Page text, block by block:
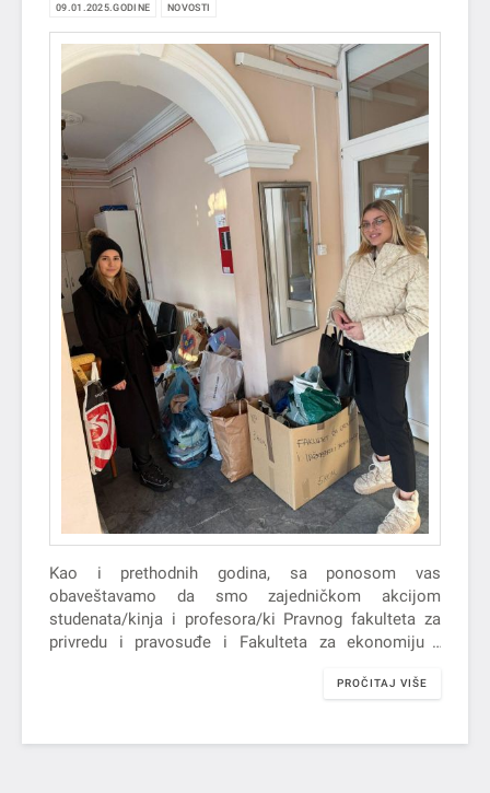
09.01.2025.GODINE NOVOSTI
Kao i prethodnih godina, sa ponosom vas
obaveštavamo da smo zajedničkom akcijom
studenata/kinja i profesora/ki Pravnog fakulteta za
privredu i pravosuđe i Fakulteta za ekonomiju i
PROČITAJ VIŠE